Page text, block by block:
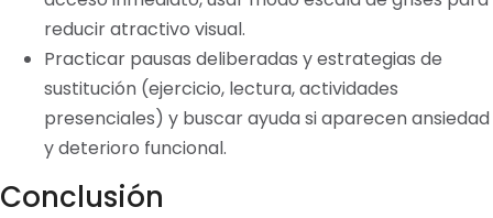
reducir atractivo visual.
Practicar pausas deliberadas y estrategias de
sustitución (ejercicio, lectura, actividades
presenciales) y buscar ayuda si aparecen ansiedad
y deterioro funcional.
Conclusión